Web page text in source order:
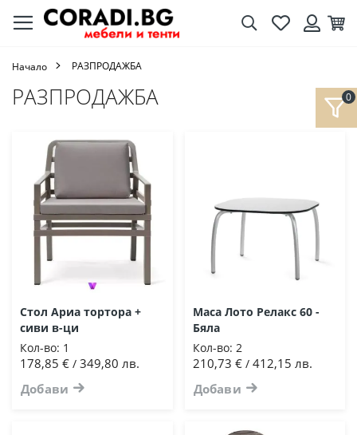
ТърсенеЛюбими
Начало РАЗПРОДАЖБА
РАЗПРОДАЖБА
Стол Ариа тортора +
сиви в-ци
Кол-во: 1
178,85 € / 349,80 лв.
Добави
Маса Лото Релакс 60 -
Бяла
Кол-во: 2
210,73 €/ 412,15 лв.
Добави